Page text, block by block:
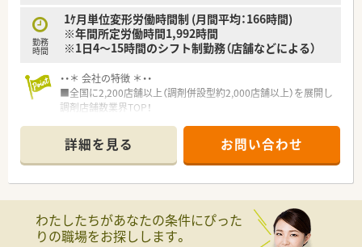
勤務
時間
1ｹ月単位変形労働時間制 (月間平均：166時間)
※年間所定労働時間1,992時間
※1日4～15時間のシフト制勤務（店舗などによる）
・・＊ 会社の特徴 ＊・・
■全国に2,200店舗以上（調剤併設型約2,000店舗以上）を展開し
調剤店舗数業界TOP！
頑張り次第で高給与も可能！
■経験や勤務コースによりますが、経験の少ない方でも500万前
半スタートと業界TOP水準！
■職種や職域に合わせ、豊富な社内研修や外部組織と連携した研
■薬剤師が中心の会社だからこそ活躍できるキャリアパスが多
種多様に用意されています。
■店舗拡大に伴い、エリアマネジャーや営業部長等のマネジメン
詳細を見る お問い合わせ
わたしたちがあなたの条件にぴった
りの職場をお探しします。